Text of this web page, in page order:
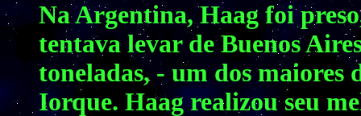
Na Argentina, Haag foi
tentava levar de Buenos
toneladas, - um dos
Iorque. Haag realizou seu